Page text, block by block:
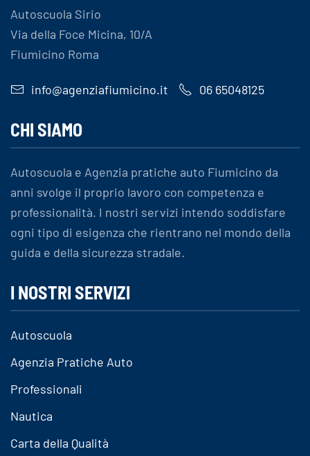
Autoscuola Sirio
Via della Foce Micina, 10/A
Fiumicino Roma
info@agenziafiumicino.it 06 65048125
CHI SIAMO
Autoscuola e Agenzia pratiche auto Fiumicino da
anni svolge il proprio lavoro con competenza e
professionalità. I nostri servizi intendo soddisfare
ogni tipo di esigenza che rientrano nel mondo della
guida e della sicurezza stradale.
I NOSTRI SERVIZI
Autoscuola
Agenzia Pratiche Auto
Professionali
Nautica
Carta della Qualità